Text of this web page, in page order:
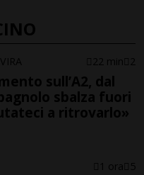
22 min 2
sull’A2, dal
sbalza fuori
a ritrovarlo»
1 ora 5